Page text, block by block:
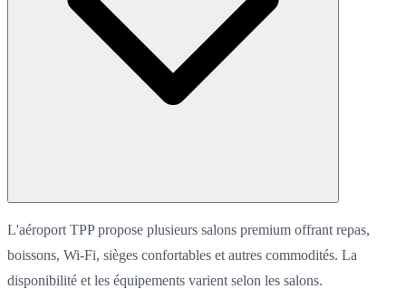
L'aéroport TPP propose plusieurs salons premium offrant repas,
boissons, Wi-Fi, sièges confortables et autres commodités. La
disponibilité et les équipements varient selon les salons.